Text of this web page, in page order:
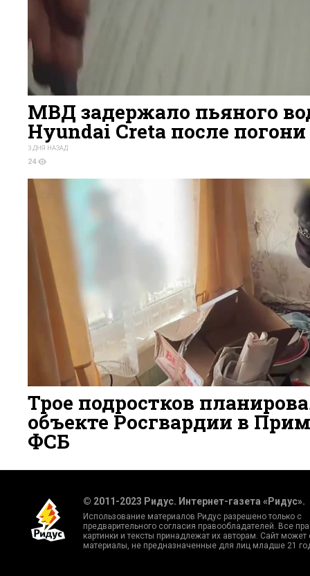
МВД задержало пьяного
Hyundai Creta после погони
3 ДНЯ НАЗАД
24
Трое подростков
объекте Росгвардии в
ФСБ
10
© 2011-2023 Ридус. Интернет-газета «Ридус».
Использование материалов Ридус разрешено только с
предварительного согласия правообладателей. Все
картинки и тексты принадлежат их авторам. Сайт может
материалы, не предназначенные для лиц младше 21